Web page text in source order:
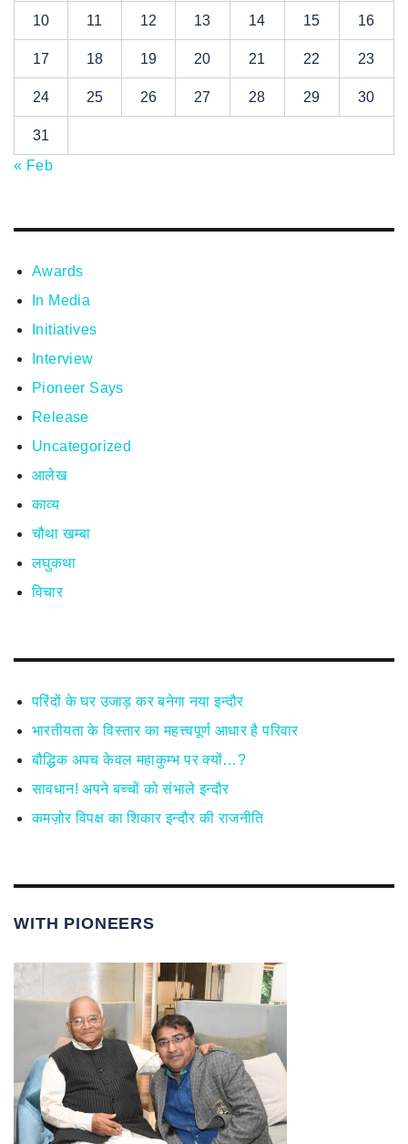
10 11 12 13 14 15 16
17 18 19 20 21 22 23
24 25 26 27 28 29 30
31
« Feb
Awards
In Media
Initiatives
Interview
Pioneer Says
Release
Uncategorized
आलेख
काव्य
चौथा खम्बा
लघुकथा
विचार
परिंदों के घर उजाड़ कर बनेगा नया इन्दौर
भारतीयता के विस्तार का महत्त्वपूर्ण आधार है परिवार
बौद्धिक अपच केवल महाकुम्भ पर क्यों…?
सावधान! अपने बच्चों को संभाले इन्दौर
कमज़ोर विपक्ष का शिकार इन्दौर की राजनीति
WITH PIONEERS